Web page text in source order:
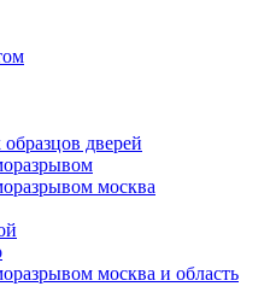
дверей
москва
москва и область